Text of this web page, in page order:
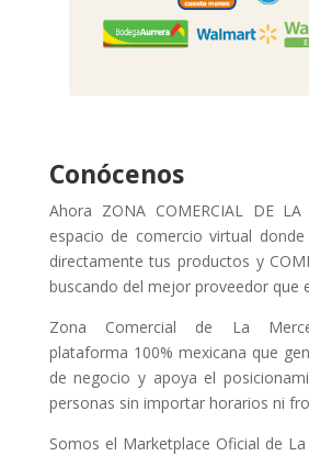
Conócenos
Ahora ZONA COMERCIAL DE
espacio de comercio virtual donde
directamente tus productos y
buscando del mejor proveedor que
Zona Comercial de La
plataforma 100% mexicana que
de negocio y apoya el
personas sin importar horarios ni
Somos el Marketplace Oficial de